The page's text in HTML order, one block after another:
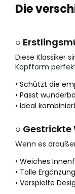
Die
○
Diese Klassiker
Kopfform
• Schützt die
• Passt
• Ideal
○
Wenn es
• Weiches
• Tolle
• Verspielte